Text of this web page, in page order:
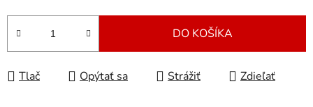
Jednotková cena:
DO KOŠÍKA
Tlač Opýtať sa Strážiť Zdieľať